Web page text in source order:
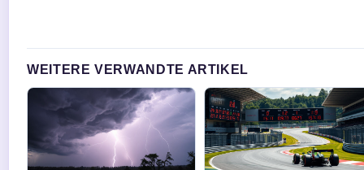
WEITERE VERWANDTE ARTIKEL